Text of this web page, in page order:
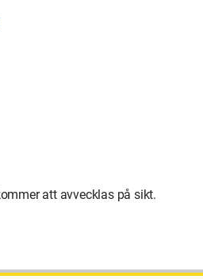
att avvecklas på sikt.